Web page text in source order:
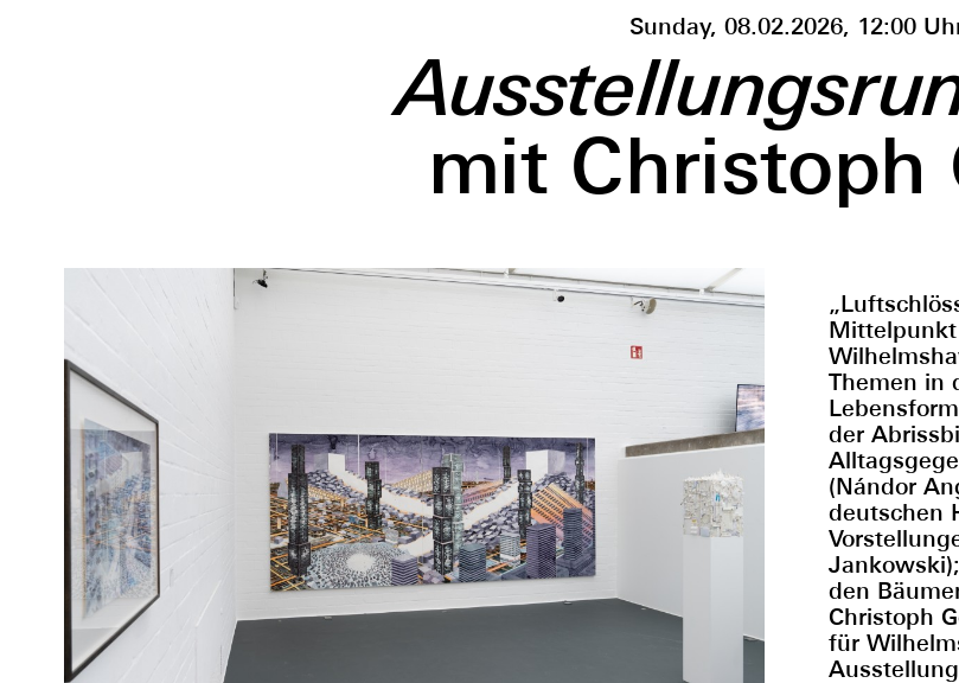
Sunday, 08.02.2026, 12:00
mit Christoph
Themen in
der
(Nándor
deutschen
den
Christoph
für